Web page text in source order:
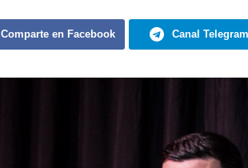
Comparte en Facebook Canal Telegram